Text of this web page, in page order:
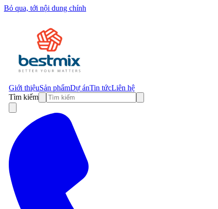
Bỏ qua, tới nội dung chính
Giới thiệuSản phẩmDự ánTin tứcLiên hệ
Tìm kiếm